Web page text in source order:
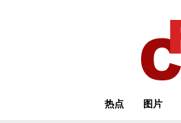
热点 图片